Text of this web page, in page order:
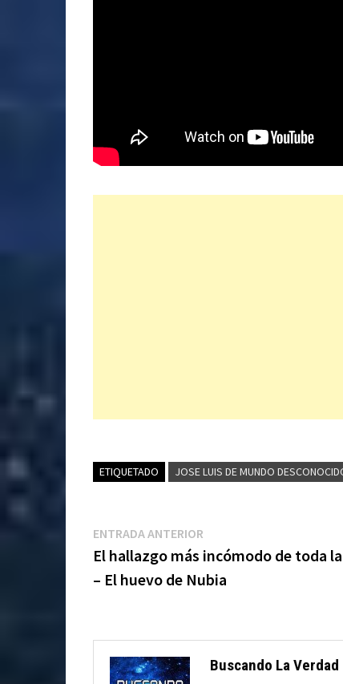
ETIQUETADO JOSE LUIS DE MUNDO
Navegación
de
ENTRADA ANTERIOREntrada
anterior:
El hallazgo más incómodo de toda
– El huevo de Nubia
Buscando La Verdad